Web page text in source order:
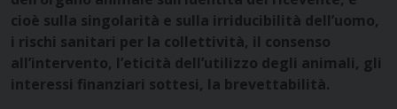
cioè sulla singolarità e sulla irriducibilità dell’uomo,
i rischi sanitari per la collettività, il consenso
all’intervento, l’eticità dell’utilizzo degli animali, gli
interessi finanziari sottesi, la brevettabilità.